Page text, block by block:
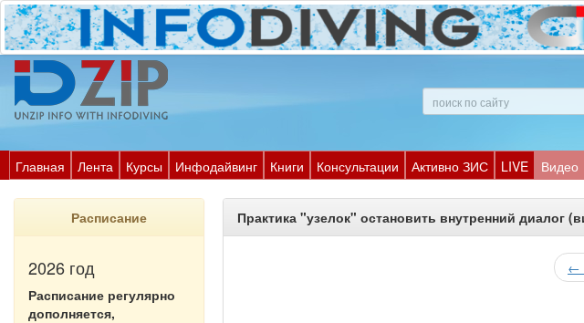
Главная Лента Курсы Инфодайвинг Книги Консультации Активно ЗИС LIVE Видео
Расписание
2026 год
Расписание регулярно
дополняется,
Практика "узелок" остановить внутренний диалог
←